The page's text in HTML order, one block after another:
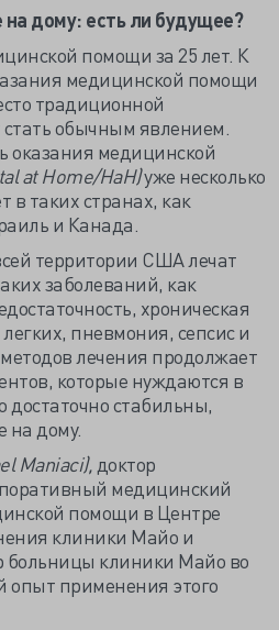
дому: есть ли будущее?
помощи за 25 лет. К
медицинской помощи
традиционной
обычным явлением.
оказания медицинской
at Home/HaH)уже несколько
в таких странах, как
и Канада.
территории США лечат
заболеваний, как
хроническая
пневмония, сепсис и
лечения продолжает
которые нуждаются в
стабильны,
на дому.
Maniaci), доктор
медицинский
помощи в Центре
клиники Майо и
больницы клиники Майо во
применения этого